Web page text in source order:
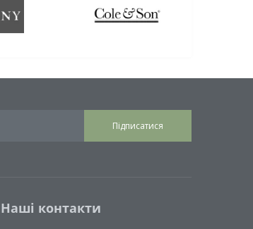
Підписатися
Наші контакти